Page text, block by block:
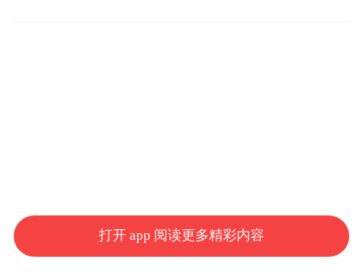
打开 app 阅读更多精彩内容